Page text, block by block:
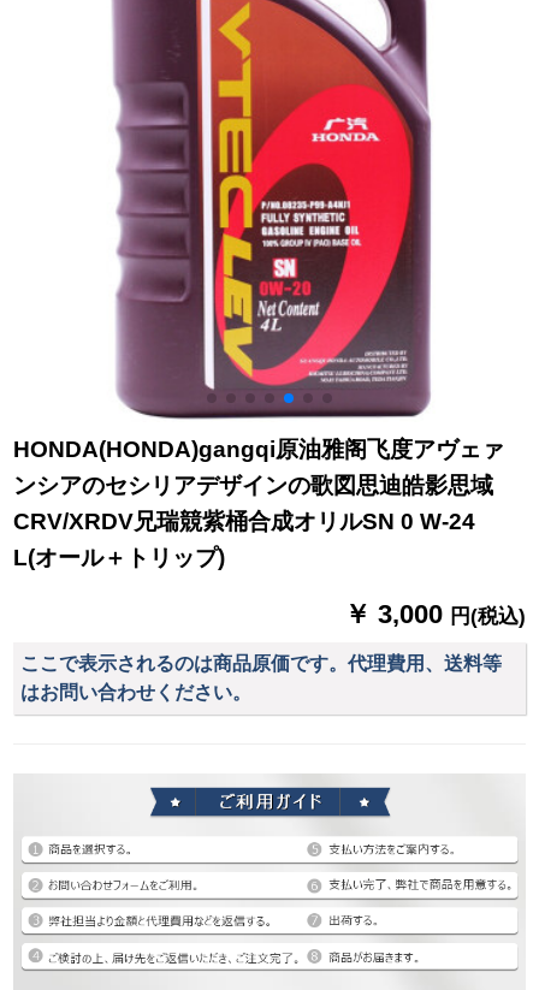
HONDA(HONDA)gangqi原油雅阁飞度アヴェァ
ンシアのセシリアデザインの歌図思迪皓影思域
CRV/XRDV兄瑞競紫桶合成オリルSN 0 W-24
L(オール＋トリップ)
￥ 3,000 円(税込)
ここで表示されるのは商品原価です。代理費用、送料等
はお問い合わせください。